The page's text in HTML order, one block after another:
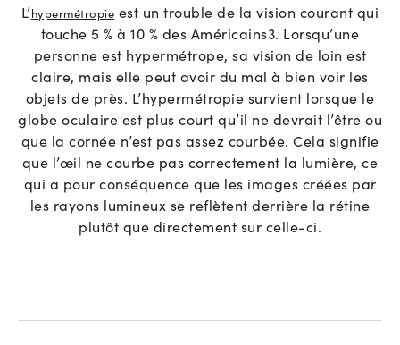
L’hypermétropie est un trouble de la vision courant qui
touche 5 % à 10 % des Américains3. Lorsqu’une
personne est hypermétrope, sa vision de loin est
claire, mais elle peut avoir du mal à bien voir les
objets de près. L’hypermétropie survient lorsque le
globe oculaire est plus court qu’il ne devrait l’être ou
que la cornée n’est pas assez courbée. Cela signifie
que l’œil ne courbe pas correctement la lumière, ce
qui a pour conséquence que les images créées par
les rayons lumineux se reflètent derrière la rétine
plutôt que directement sur celle-ci.